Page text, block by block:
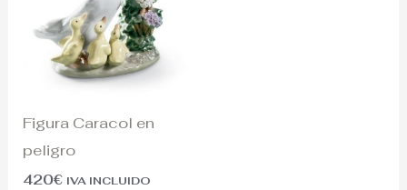
Figura Caracol en
peligro
420€ IVA INCLUIDO